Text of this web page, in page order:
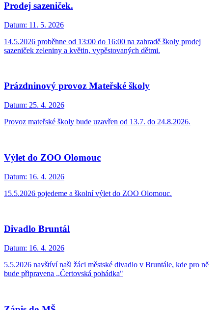
Prodej sazeniček.
Datum: 11. 5. 2026
14.5.2026 proběhne od 13:00 do 16:00 na zahradě školy prodej
sazeniček zeleniny a květin, vypěstovaných dětmi.
Prázdninový provoz Mateřské školy
Datum: 25. 4. 2026
Provoz mateřské školy bude uzavřen od 13.7. do 24.8.2026.
Výlet do ZOO Olomouc
Datum: 16. 4. 2026
15.5.2026 pojedeme a školní výlet do ZOO Olomouc.
Divadlo Bruntál
Datum: 16. 4. 2026
5.5.2026 navštíví naši žáci městské divadlo v Bruntále, kde pro ně
bude připravena ,,Čertovská pohádka"